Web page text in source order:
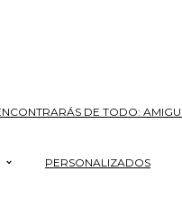
PERSONALIZADOS